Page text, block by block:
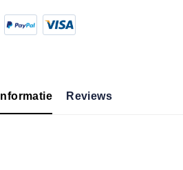
Informatie Reviews